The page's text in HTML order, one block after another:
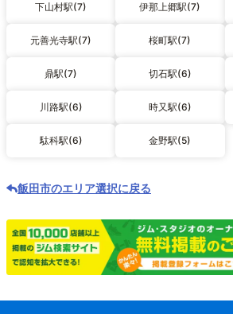
下山村駅(7) 伊那上郷駅(7)
元善光寺駅(7) 桜町駅(7)
鼎駅(7) 切石駅(6)
川路駅(6) 時又駅(6)
駄科駅(6) 金野駅(5)
飯田市のエリア選択に戻る